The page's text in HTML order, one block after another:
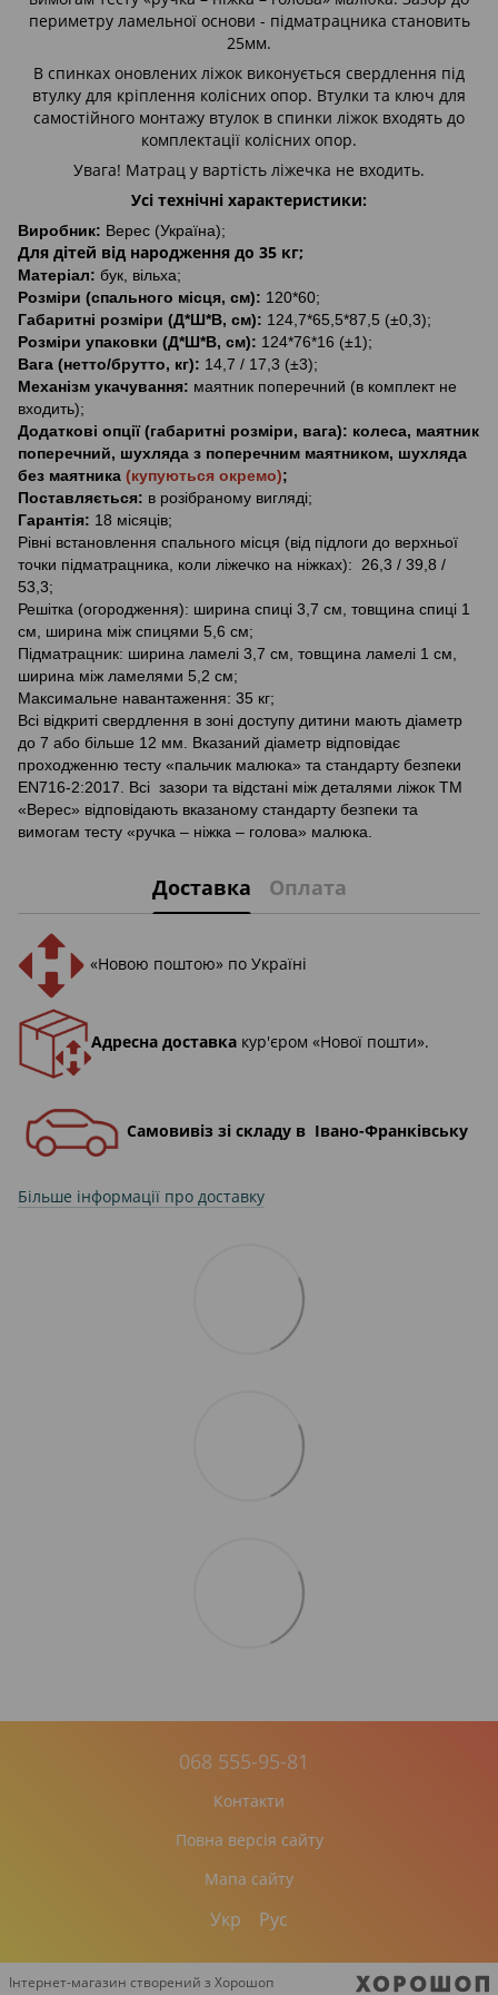
периметру ламельної основи - підматрацника становить
25мм.
В спинках оновлених ліжок виконується свердлення під
втулку для кріплення колісних опор. Втулки та ключ для
самостійного монтажу втулок в спинки ліжок входять до
комплектації колісних опор.
Увага! Матрац у вартість ліжечка не входить.
Усі технічні характеристики:
Виробник: Верес (Україна);
Для дітей від народження до 35 кг;
Матеріал: бук, вільха;
Розміри (спального місця, см): 120*60;
Габаритні розміри (Д*Ш*В, см): 124,7*65,5*87,5 (±0,3);
Розміри упаковки (Д*Ш*В, см): 124*76*16 (±1);
Вага (нетто/брутто, кг): 14,7 / 17,3 (±3);
Механізм укачування: маятник поперечний (в комплект не
входить);
Додаткові опції (габаритні розміри, вага): колеса, маятник
поперечний, шухляда з поперечним маятником, шухляда
без маятника (купуються окремо);
Поставляється: в розібраному вигляді;
Гарантія: 18 місяців;
Рівні встановлення спального місця (від підлоги до верхньої
точки підматрацника, коли ліжечко на ніжках): 26,3 / 39,8 /
53,3;
Решітка (огородження): ширина спиці 3,7 см, товщина спиці 1
см, ширина між спицями 5,6 см;
Підматрацник: ширина ламелі 3,7 см, товщина ламелі 1 см,
ширина між ламелями 5,2 см;
Максимальне навантаження: 35 кг;
Всі відкриті свердлення в зоні доступу дитини мають діаметр
до 7 або більше 12 мм. Вказаний діаметр відповідає
проходженню тесту «пальчик малюка» та стандарту безпеки
EN716-2:2017. Всі зазори та відстані між деталями ліжок ТМ
«Верес» відповідають вказаному стандарту безпеки та
вимогам тесту «ручка – ніжка – голова» малюка.
Доставка Оплата
«Новою поштою» по Україні
Адресна доставка кур'єром «Нової пошти».
Самовивіз зі складу в Івано-Франківську
Більше інформації про доставку
068 555-95-81
Контакти
Повна версія сайту
Мапа сайту
Укр Рус
Інтернет-магазин створений з Хорошоп